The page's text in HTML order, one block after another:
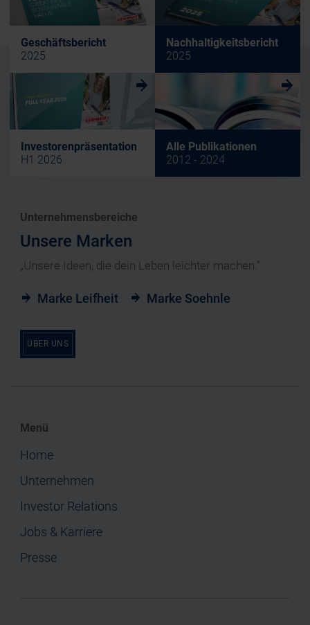
Geschäftsbericht
2025
Nachhaltigkeitsbericht
2025
Investorenpräsentation
H1 2026
w
Alle Publikationen
2012 - 2024
w
Unternehmensbereiche
Unsere Marken
„Unsere Ideen, die dein Leben leichter machen.“
Marke Leifheit Marke Soehnle
ÜBER UNS
Menü
Home
Unternehmen
Investor Relations
Jobs & Karriere
Presse